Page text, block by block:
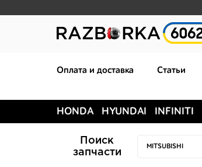
Оплата и доставка Статьи
HONDA HYUNDAI INFINITI
Поиск
запчасти